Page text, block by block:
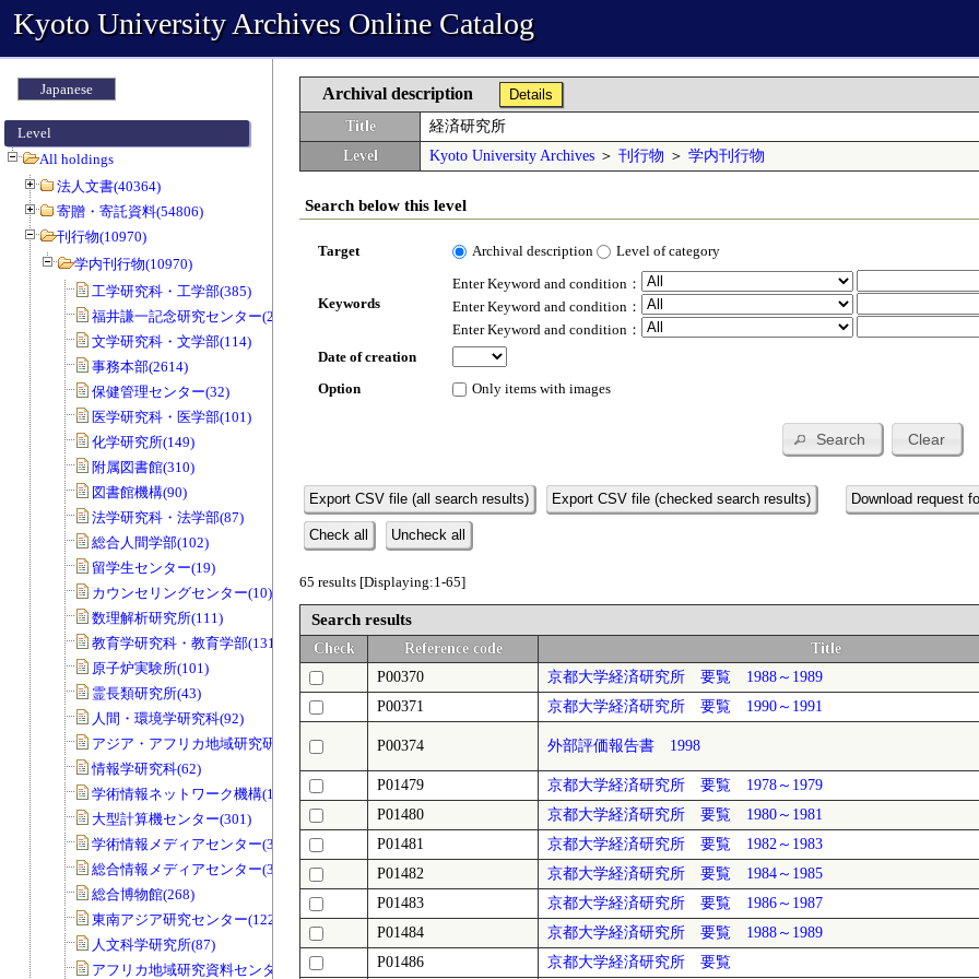
Kyoto University Archives Online Catalog
Japanese
Level
All holdings
法人文書(40364)
寄贈・寄託資料(54806)
刊行物(10970)
学内刊行物(10970)
工学研究科・工学部(385)
福井謙一記念研究センター(20)
文学研究科・文学部(114)
事務本部(2614)
保健管理センター(32)
医学研究科・医学部(101)
化学研究所(149)
附属図書館(310)
図書館機構(90)
法学研究科・法学部(87)
総合人間学部(102)
留学生センター(19)
カウンセリングセンター(10)
数理解析研究所(111)
教育学研究科・教育学部(131)
原子炉実験所(101)
霊長類研究所(43)
人間・環境学研究科(92)
アジア・アフリカ地域研究研究科(33)
情報学研究科(62)
学術情報ネットワーク機構(11)
大型計算機センター(301)
学術情報メディアセンター(39)
総合情報メディアセンター(33)
総合博物館(268)
東南アジア研究センター(122)
人文科学研究所(87)
アフリカ地域研究資料センター(79)
Archival description
Details
Title
経済研究所
Level
Kyoto University Archives ＞ 刊行物 ＞ 学内刊行物
Search below this level
Target Archival description Level of category
Keywords
Enter Keyword and condition：
Enter Keyword and condition：
Enter Keyword and condition：
Date of creation
Option
Only items with images
Search Clear
Export CSV file (all search results) Export CSV file (checked search results) Download request
Check all
Uncheck all
65 results [Displaying:1-65]
Search results
Check Reference code Title
P00370
京都大学経済研究所 要覧 1988～1989
P00371
京都大学経済研究所 要覧 1990～1991
P00374 外部評価報告書 1998
P01479 京都大学経済研究所 要覧 1978～1979
P01480
京都大学経済研究所 要覧 1980～1981
P01481
京都大学経済研究所 要覧 1982～1983
P01482
京都大学経済研究所 要覧 1984～1985
P01483
京都大学経済研究所 要覧 1986～1987
P01484
京都大学経済研究所 要覧 1988～1989
P01486
京都大学経済研究所 要覧